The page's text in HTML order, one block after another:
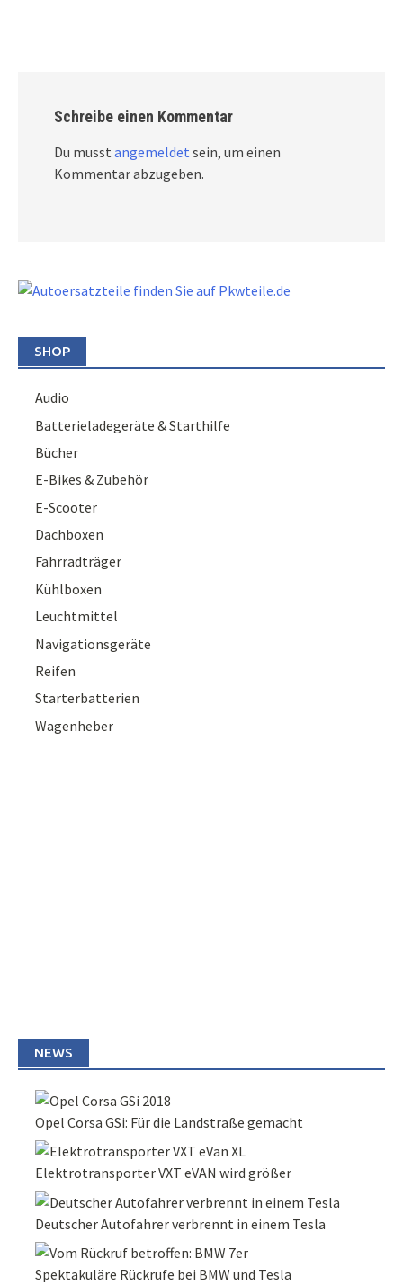
Schreibe einen Kommentar
Du musst angemeldet sein, um einen
Kommentar abzugeben.
SHOP
Audio
Batterieladegeräte & Starthilfe
Bücher
E-Bikes & Zubehör
E-Scooter
Dachboxen
Fahrradträger
Kühlboxen
Leuchtmittel
Navigationsgeräte
Reifen
Starterbatterien
Wagenheber
NEWS
Opel Corsa GSi: Für die Landstraße gemacht
Elektrotransporter VXT eVAN wird größer
Deutscher Autofahrer verbrennt in einem Tesla
Spektakuläre Rückrufe bei BMW und Tesla